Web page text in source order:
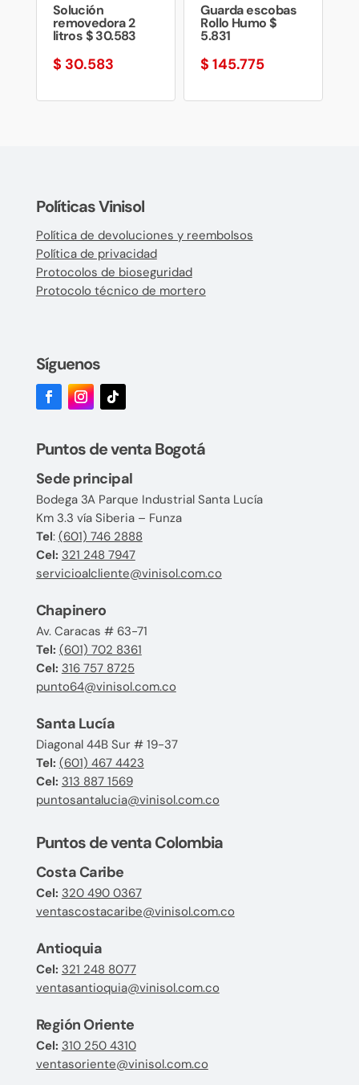
Solución
removedora 2
litros $ 30.583
$ 30.583
Guarda escobas
Rollo Humo $
5.831
$ 145.775
Políticas Vinisol
Política de devoluciones y reembolsos
Política de privacidad
Protocolos de bioseguridad
Protocolo técnico de mortero
Síguenos
Puntos de venta Bogotá
Sede principal
Bodega 3A Parque Industrial Santa Lucía
Km 3.3 vía Siberia – Funza
Tel: (601) 746 2888
Cel: 321 248 7947
servicioalcliente@vinisol.com.co
Chapinero
Av. Caracas # 63-71
Tel: (601) 702 8361
Cel: 316 757 8725
punto64@vinisol.com.co
Santa Lucía
Diagonal 44B Sur # 19-37
Tel: (601) 467 4423
Cel: 313 887 1569
puntosantalucia@vinisol.com.co
Puntos de venta Colombia
Costa Caribe
Cel: 320 490 0367
ventascostacaribe@vinisol.com.co
Antioquia
Cel: 321 248 8077
ventasantioquia@vinisol.com.co
Región Oriente
Cel: 310 250 4310
ventasoriente@vinisol.com.co